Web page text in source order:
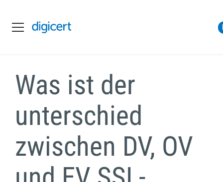
Was ist der
unterschied
zwischen DV, OV